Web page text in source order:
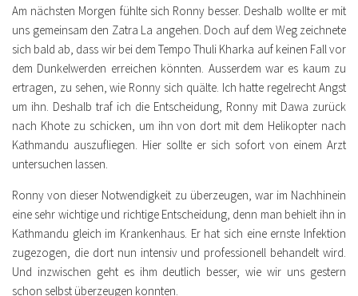
Am nächsten Morgen fühlte sich Ronny besser. Deshalb wollte er mit
uns gemeinsam den Zatra La angehen. Doch auf dem Weg zeichnete
sich bald ab, dass wir bei dem Tempo Thuli Kharka auf keinen Fall vor
dem Dunkelwerden erreichen könnten. Ausserdem war es kaum zu
ertragen, zu sehen, wie Ronny sich quälte. Ich hatte regelrecht Angst
um ihn. Deshalb traf ich die Entscheidung, Ronny mit Dawa zurück
nach Khote zu schicken, um ihn von dort mit dem Helikopter nach
Kathmandu auszufliegen. Hier sollte er sich sofort von einem Arzt
untersuchen lassen.
Ronny von dieser Notwendigkeit zu überzeugen, war im Nachhinein
eine sehr wichtige und richtige Entscheidung, denn man behielt ihn in
Kathmandu gleich im Krankenhaus. Er hat sich eine ernste Infektion
zugezogen, die dort nun intensiv und professionell behandelt wird.
Und inzwischen geht es ihm deutlich besser, wie wir uns gestern
schon selbst überzeugen konnten.